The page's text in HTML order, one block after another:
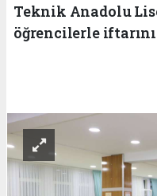
Teknik Anadolu
öğrencilerle iftarını